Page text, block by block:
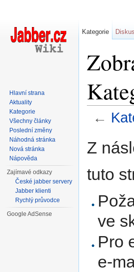
←
Z
tuto
ve
Pro
e-
Kategorie
Hlavní strana
Aktuality
Kategorie
Všechny články
Poslední změny
Náhodná stránka
Nová stránka
Nápověda
Zajímavé odkazy
České jabber servery
Jabber klienti
Rychlý průvodce
Google AdSense